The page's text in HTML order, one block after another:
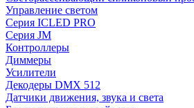
Управление светом
Серия ICLED PRO
Серия JM
Контроллеры
Диммеры
Усилители
Декодеры DMX 512
Датчики движения, звука и света